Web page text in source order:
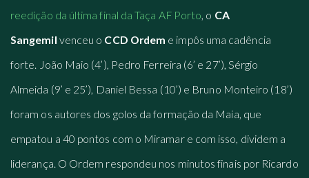
reedição da última final da Taça AF Porto , o CA
Sangemil venceu o CCD Ordem e impôs uma cadência
forte. João Maio (4’), Pedro Ferreira (6’ e 27’), Sérgio
Almeida (9’ e 25’), Daniel Bessa (10’) e Bruno Monteiro (18’)
foram os autores dos golos da formação da Maia, que
empatou a 40 pontos com o Miramar e com isso, dividem a
liderança. O Ordem respondeu nos minutos finais por Ricardo